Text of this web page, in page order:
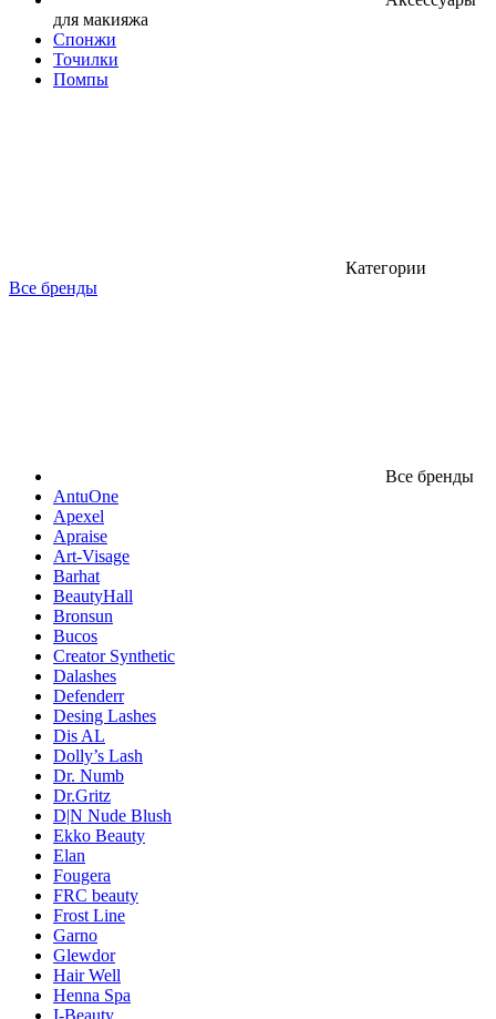
для макияжа
Спонжи
Точилки
Помпы
Категории
Все бренды
Все бренды
AntuOne
Apexel
Apraise
Art-Visage
Barhat
BeautyHall
Bronsun
Bucos
Creator Synthetic
Dalashes
Defenderr
Desing Lashes
Dis AL
Dolly’s Lash
Dr. Numb
Dr.Gritz
D|N Nude Blush
Ekko Beauty
Elan
Fougera
FRC beauty
Frost Line
Garno
Glewdor
Hair Well
Henna Spa
I-Beauty